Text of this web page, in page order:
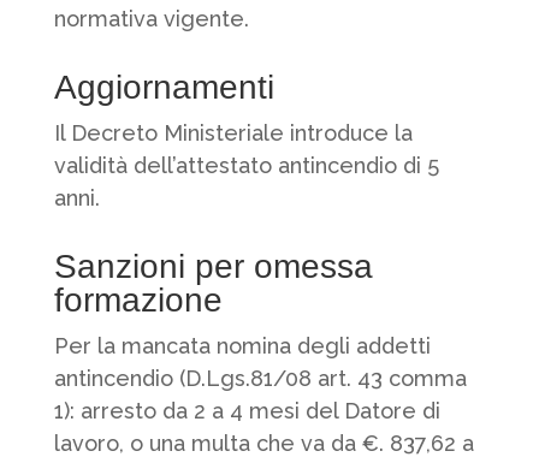
normativa vigente.
Aggiornamenti
Il Decreto Ministeriale introduce la
validità dell’attestato antincendio di 5
anni.
Sanzioni per omessa
formazione
Per la mancata nomina degli addetti
antincendio (D.Lgs.81/08 art. 43 comma
1): arresto da 2 a 4 mesi del Datore di
lavoro, o una multa che va da €. 837,62 a